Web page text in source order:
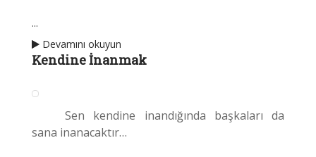
...
Devamını okuyun
Kendine İnanmak
Sen kendine inandığında başkaları da
sana inanacaktır…